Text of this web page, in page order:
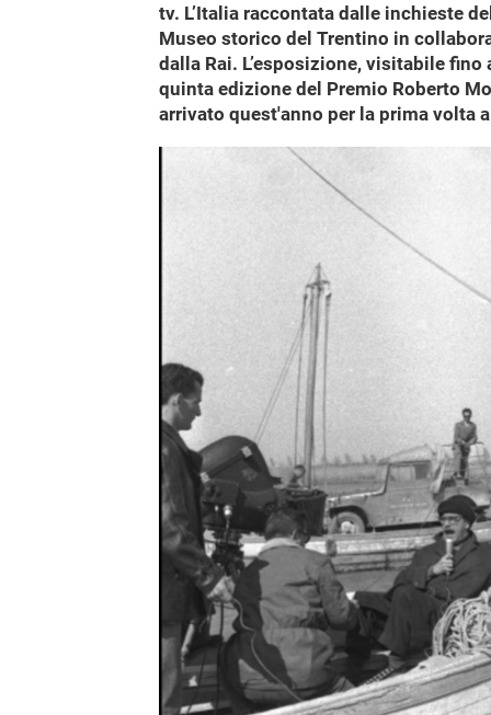
tv. L’Italia raccontata dalle inchieste
Museo storico del Trentino in
dalla Rai. L’esposizione, visitabile
quinta edizione del Premio Roberto
arrivato quest'anno per la prima volta